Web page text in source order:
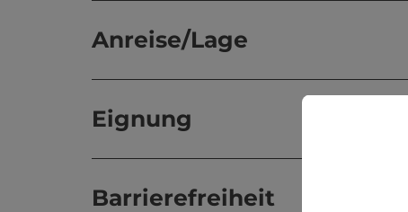
Anreise/Lage
Eignung
Barrierefreiheit